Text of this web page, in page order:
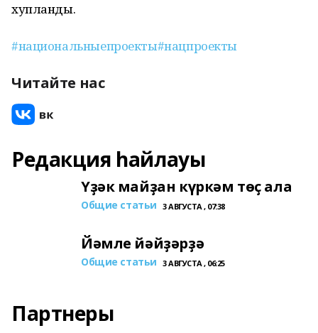
хупланды.
#национальныепроекты#нацпроекты
Читайте нас
Редакция һайлауы
Үҙәк майҙан күркәм төҫ ала
Общие статьи 3 АВГУСТА , 07:38
Йәмле йәйҙәрҙә
Общие статьи 3 АВГУСТА , 06:25
Партнеры